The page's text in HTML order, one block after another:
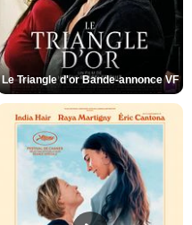
Le Triangle d'or Bande-annonce VF